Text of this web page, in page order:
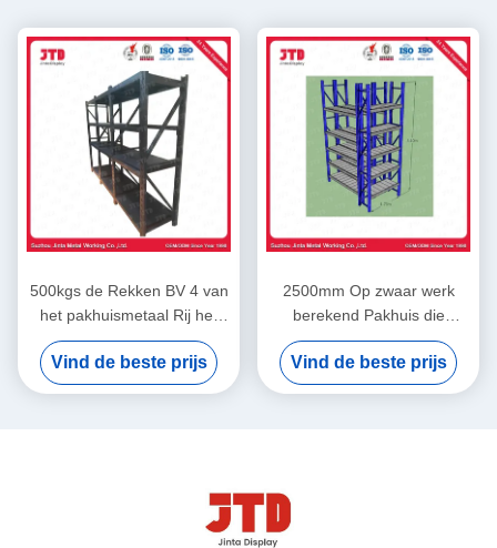
500kgs de Rekken BV 4 van
het pakhuismetaal Rij het
Zwarte Gelaste Staal
Opschorten
Vind de beste prijs
2500mm Op zwaar werk
berekend Pakhuis die
2000kgs 6 opschorten Rij
het Commerciële
Opschorten
Vind de beste prijs